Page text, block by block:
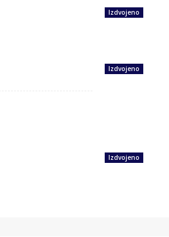
Izdvojeno
Izdvojeno
Izdvojeno